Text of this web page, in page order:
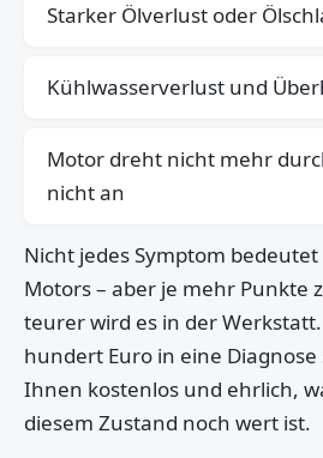
Starker Ölverlust oder
Kühlwasserverlust und
Motor dreht nicht mehr
nicht an
Nicht jedes Symptom bedeutet
Motors – aber je mehr Punkte
teurer wird es in der
hundert Euro in eine
Ihnen kostenlos und ehrlich,
diesem Zustand noch wert ist.